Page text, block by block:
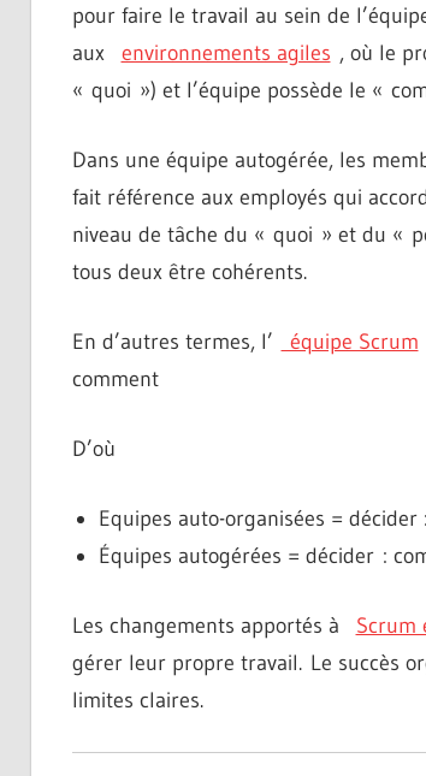
pour faire le travail au sein de
aux environnements agiles , où le
« quoi ») et l’équipe possède le «
Dans une équipe autogérée, les
fait référence aux employés qui
niveau de tâche du « quoi » et du «
tous deux être cohérents.
En d’autres termes, l’ équipe Scrum
comment
D’où
Equipes auto-organisées =
Équipes autogérées = décider :
Les changements apportés à Scrum
gérer leur propre travail. Le succès
limites claires.